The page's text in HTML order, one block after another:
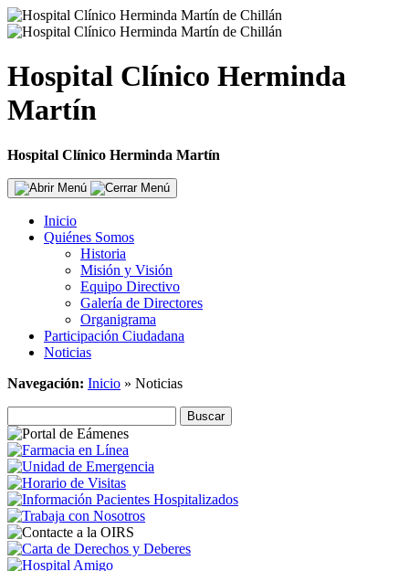
Hospital Clínico Herminda
Martín
Hospital Clínico Herminda Martín
Inicio
Quiénes Somos
Historia
Misión y Visión
Equipo Directivo
Galería de Directores
Organigrama
Participación Ciudadana
Noticias
Navegación: Inicio » Noticias